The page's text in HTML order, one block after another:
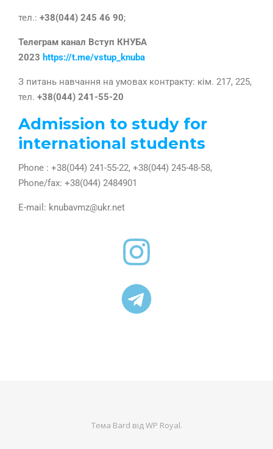
тел.: +38(044) 245 46 90;
Телеграм канал Вступ КНУБА
2023 https://t.me/vstup_knuba
З питань навчання на умовах контракту: кім. 217, 225,
тел. +38(044) 241-55-20
Admission to study for
international students
Phone : +38(044) 241-55-22, +38(044) 245-48-58,
Phone/fax: +38(044) 2484901
E-mail: knubavmz@ukr.net
Тема Bard відWP Royal.